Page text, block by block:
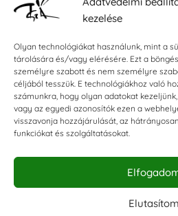
kezelése
Olyan technológiákat használunk, mint a
tárolására és/vagy elérésére. Ezt a
személyre szabott és nem személyre
céljából tesszük. E technológiákhoz való
számunkra, hogy olyan adatokat
vagy az egyedi azonosítók ezen a
visszavonja hozzájárulását, az
funkciókat és szolgáltatásokat.
Elutasítom
Általános szerződési feltételek
Impresszum
KAPCSOLAT
E-mail:shop@torokszilvi.com
Telefon: +36 30 6767872
KÖZÖSSÉGI